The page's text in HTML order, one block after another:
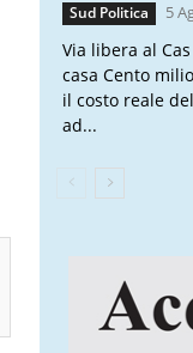
Sud Politica 5
Via libera al
casa Cento
il costo reale
ad...